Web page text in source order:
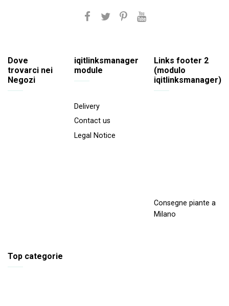
Dove
trovarci nei
Negozi
iqitlinksmanager
module
Delivery
Contact us
Legal Notice
Links footer 2
(modulo
iqitlinksmanager)
Consegne piante a
Milano
Top categorie